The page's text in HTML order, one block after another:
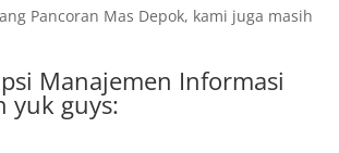
Pancoran Mas Depok, kami juga masih
Manajemen Informasi
yuk guys: